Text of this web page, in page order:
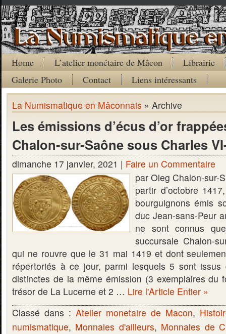
Home L’atelier monétaire de Mâcon
Librairie
Galerie Photo
Contact Liens intéressants
La Numismatique en Mâconnais » Archive
Les émissions d’écus d’or
Chalon-sur-Saône sous Charles
dimanche 17 janvier, 2021 | Faire un Commentaire
par Oleg Chalon-sur-
partir d’octobre
bourguignons émis
duc Jean-sans-Peur
ne sont connus
succursale Chalon-
qui ne rouvre que le 31 mai 1419 et dont
répertoriés à ce jour, parmi lesquels 5 sont issus
distinctes de la même émission (3 exemplaires du
trésor de La Lucerne et 2 … Lire l'Article Entier »
Classé dans : Atelier monetaire de Macon,
numismatique, Monnaies d'ailleurs, Monnaies de